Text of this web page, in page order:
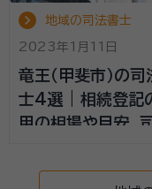
地域の司法書士
2023年1月11日
竜王（甲斐市）の司
士4選 | 相続登記
用の相場や目安、